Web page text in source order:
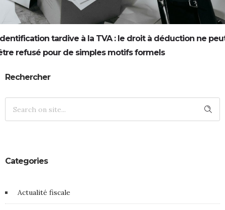
tardive à la TVA : le droit à déduction ne
refusé pour de simples motifs formels
Rechercher
Categories
Actualité fiscale